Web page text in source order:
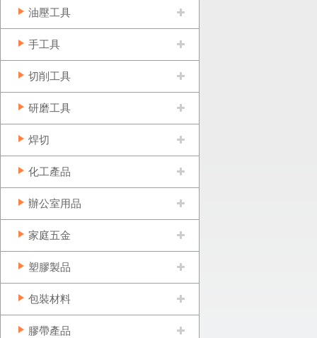
油壓工具
手工具
切削工具
研磨工具
焊切
化工產品
辦公室用品
家庭五金
塑膠製品
包裝材料
膠帶產品